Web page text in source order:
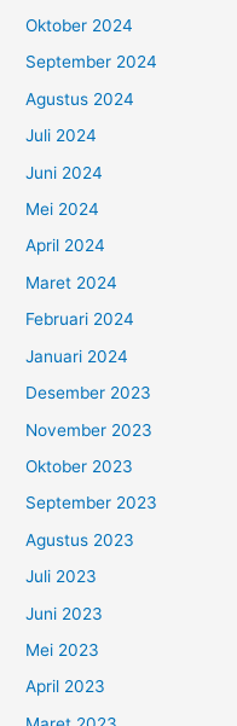
Oktober 2024
September 2024
Agustus 2024
Juli 2024
Juni 2024
Mei 2024
April 2024
Maret 2024
Februari 2024
Januari 2024
Desember 2023
November 2023
Oktober 2023
September 2023
Agustus 2023
Juli 2023
Juni 2023
Mei 2023
April 2023